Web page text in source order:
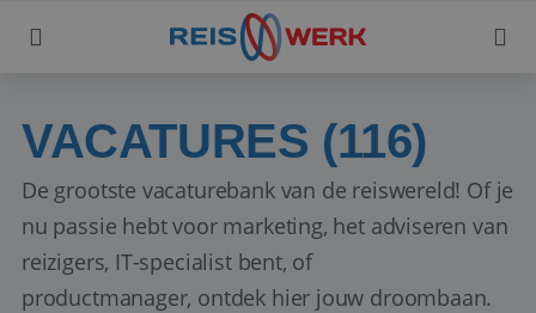
VACATURES (116)
De grootste vacaturebank van de reiswereld! Of je
nu passie hebt voor marketing, het adviseren van
reizigers, IT-specialist bent, of
productmanager, ontdek hier jouw droombaan.